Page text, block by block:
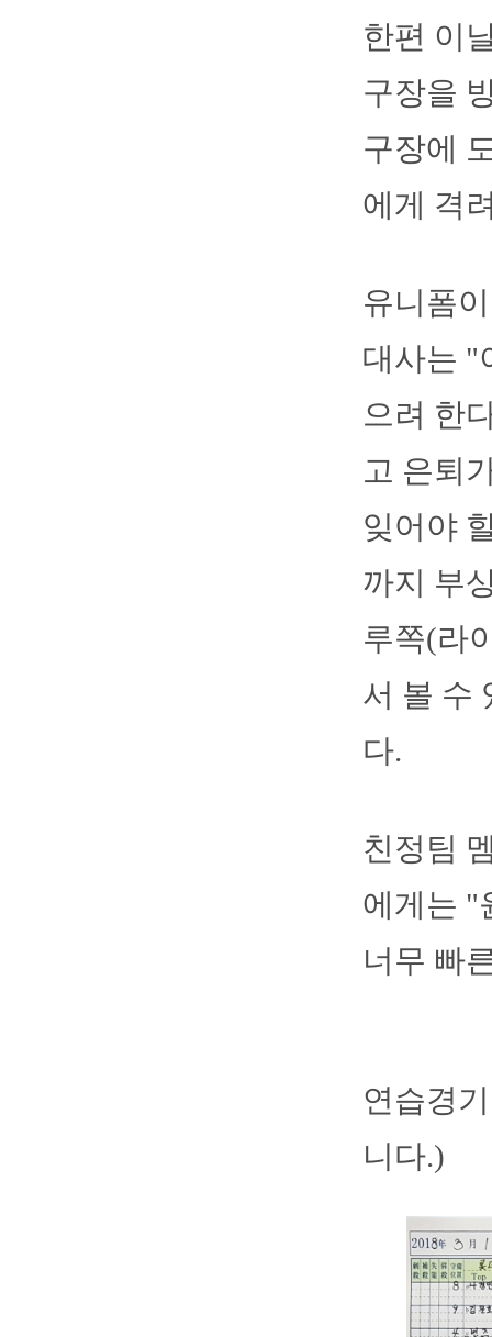
한편 이
구장을
구장에
에게 격
유니폼
대사는 "
으려 한
고 은퇴
잊어야
까지 부
루쪽(라
서 볼 수
다.
친정팀
에게는 "
너무 빠
연습경
니다.)